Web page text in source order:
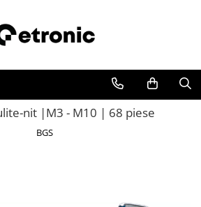
nit |M3 - M10 | 68 piese
BGS